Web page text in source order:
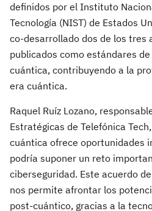
definidos por el Instituto
Tecnología (NIST) de Estados
co-desarrollado dos de los tres
publicados como estándares
cuántica, contribuyendo a la
era cuántica.
Raquel Ruíz Lozano,
Estratégicas de Telefónica
cuántica ofrece oportunidades
podría suponer un reto
ciberseguridad. Este acuerdo
nos permite afrontar los
post-cuántico, gracias a la